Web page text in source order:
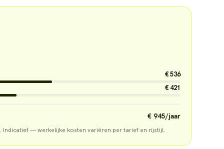
€ 536
€ 421
€ 945/jaar
Indicatief — werkelijke kosten variëren per tarief en rijstijl.